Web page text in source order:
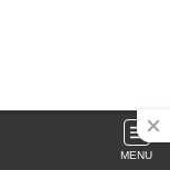
MENU